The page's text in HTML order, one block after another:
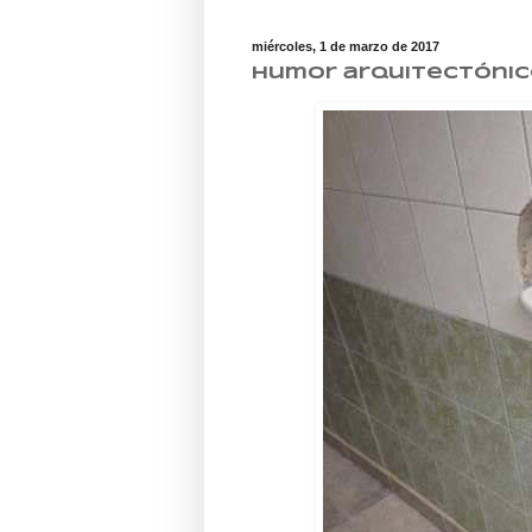
miércoles, 1 de marzo de 2017
Humor